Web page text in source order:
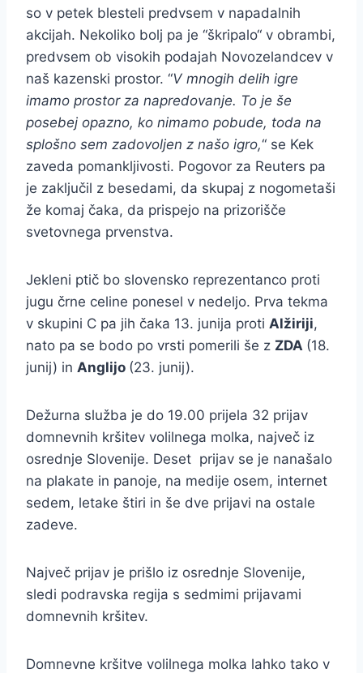
so v petek blesteli predvsem v napadalnih
akcijah. Nekoliko bolj pa je “škripalo“ v obrambi,
predvsem ob visokih podajah Novozelandcev v
naš kazenski prostor. “V mnogih delih igre
imamo prostor za napredovanje. To je še
posebej opazno, ko nimamo pobude, toda na
splošno sem zadovoljen z našo igro,“ se Kek
zaveda pomankljivosti. Pogovor za Reuters pa
je zaključil z besedami, da skupaj z nogometaši
že komaj čaka, da prispejo na prizorišče
svetovnega prvenstva.
Jekleni ptič bo slovensko reprezentanco proti
jugu črne celine ponesel v nedeljo. Prva tekma
v skupini C pa jih čaka 13. junija proti Alžiriji,
nato pa se bodo po vrsti pomerili še z ZDA (18.
junij) in Anglijo (23. junij).
Dežurna služba je do 19.00 prijela 32 prijav
domnevnih kršitev volilnega molka, največ iz
osrednje Slovenije. Deset prijav se je nanašalo
na plakate in panoje, na medije osem, internet
sedem, letake štiri in še dve prijavi na ostale
zadeve.
Največ prijav je prišlo iz osrednje Slovenije,
sledi podravska regija s sedmimi prijavami
domnevnih kršitev.
Domnevne kršitve volilnega molka lahko tako v